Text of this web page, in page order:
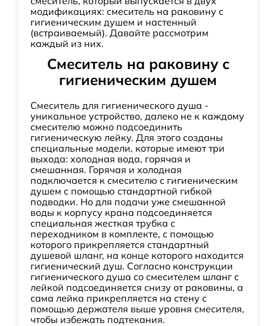
модификациях: смеситель на раковину с
гигиеническим душем и настенный
(встраиваемый). Давайте рассмотрим
каждый из них.
Смеситель на раковину с
гигиеническим душем
Смеситель для гигиенического душа -
уникальное устройство, далеко не к каждому
смесителю можно подсоединить
гигиеническую лейку. Для этого созданы
специальные модели, которые имеют три
выхода: холодная вода, горячая и
смешанная. Горячая и холодная
подключается к смесителю с гигиеническим
душем с помощью стандартной гибкой
подводки. Но для подачи уже смешанной
воды к корпусу крана подсоединяется
специальная жесткая трубка с
переходником в комплекте, с помощью
которого прикрепляется стандартный
душевой шланг, на конце которого находится
гигиенический душ. Согласно конструкции
гигиенического душа со смесителем шланг с
лейкой подсоединяется снизу от раковины, а
сама лейка прикрепляется на стену с
помощью держателя выше уровня смесителя,
чтобы избежать подтекания.